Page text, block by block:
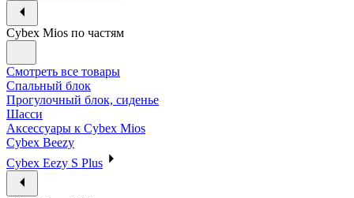
Cybex Mios по частям
Смотреть все товары
Спальный блок
Прогулочный блок, сиденье
Шасси
Аксессуары к Cybex Mios
Cybex Beezy
Cybex Eezy S Plus